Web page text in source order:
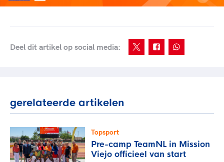
Deel dit artikel op social media:
gerelateerde artikelen
Topsport
Pre-camp TeamNL in Mission
Viejo officieel van start